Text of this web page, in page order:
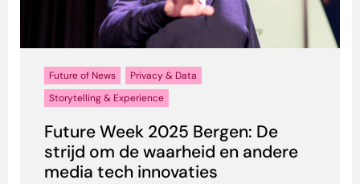
Future of News
Privacy & Data
Storytelling & Experience
Future Week 2025 Bergen: De
strijd om de waarheid en andere
media tech innovaties